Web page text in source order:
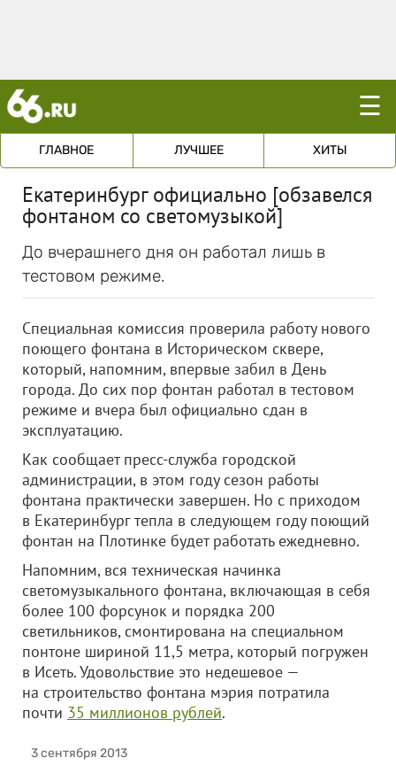
☰
ГЛАВНОЕ ЛУЧШЕЕ ХИТЫ
Екатеринбург официально [обзавелся
фонтаном со светомузыкой]
До вчерашнего дня он работал лишь в
тестовом режиме.
Специальная комиссия проверила работу нового
поющего фонтана в Историческом сквере,
который, напомним, впервые забил в День
города. До сих пор фонтан работал в тестовом
режиме и вчера был официально сдан в
эксплуатацию.
Как сообщает пресс-служба городской
администрации, в этом году сезон работы
фонтана практически завершен. Но с приходом
в Екатеринбург тепла в следующем году поющий
фонтан на Плотинке будет работать ежедневно.
Напомним, вся техническая начинка
светомузыкального фонтана, включающая в себя
более 100 форсунок и порядка 200
светильников, смонтирована на специальном
понтоне шириной 11,5 метра, который погружен
в Исеть. Удовольствие это недешевое —
на строительство фонтана мэрия потратила
почти 35 миллионов рублей.
3 сентября 2013